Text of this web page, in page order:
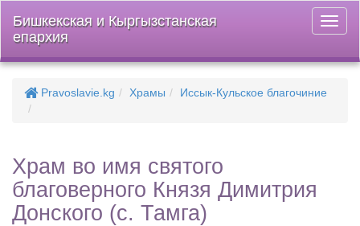
меню
Бишкекская и Кыргызстанская
епархия
Pravoslavie.kg Храмы Иссык-Кульское благочиние
Храм во имя святого
благоверного Князя Димитрия
Донского (с. Тамга)